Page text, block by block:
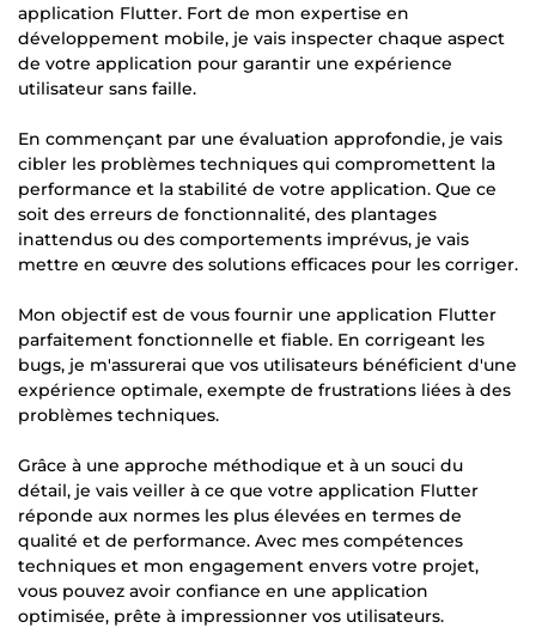
application Flutter. Fort de mon expertise en
développement mobile, je vais inspecter chaque aspect
de votre application pour garantir une expérience
utilisateur sans faille.
En commençant par une évaluation approfondie, je vais
cibler les problèmes techniques qui compromettent la
performance et la stabilité de votre application. Que ce
soit des erreurs de fonctionnalité, des plantages
inattendus ou des comportements imprévus, je vais
mettre en œuvre des solutions efficaces pour les corriger.
Mon objectif est de vous fournir une application Flutter
parfaitement fonctionnelle et fiable. En corrigeant les
bugs, je m'assurerai que vos utilisateurs bénéficient d'une
expérience optimale, exempte de frustrations liées à des
problèmes techniques.
Grâce à une approche méthodique et à un souci du
détail, je vais veiller à ce que votre application Flutter
réponde aux normes les plus élevées en termes de
qualité et de performance. Avec mes compétences
techniques et mon engagement envers votre projet,
vous pouvez avoir confiance en une application
optimisée, prête à impressionner vos utilisateurs.